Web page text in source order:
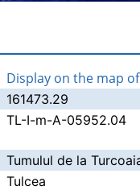
Display on the map
161473.29
TL-I-m-A-05952.04
Tumulul de la
Tulcea